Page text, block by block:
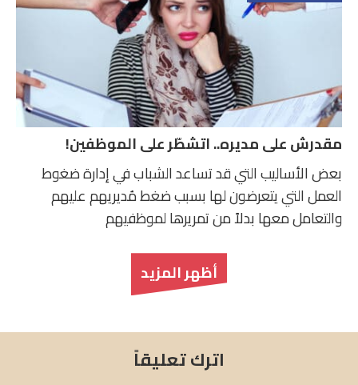
مقدرش على مديره.. اتشطّر على الموظفين!
بعض الأساليب التي قد تساعد الشباب في إدارة ضغوط
العمل التي يتعرضون لها بسبب ضغط مُديريهم عليهم
والتعامل معها بدلاً من تمريرها لموظفيهم
أظهر المزيد
اترك تعليقاً